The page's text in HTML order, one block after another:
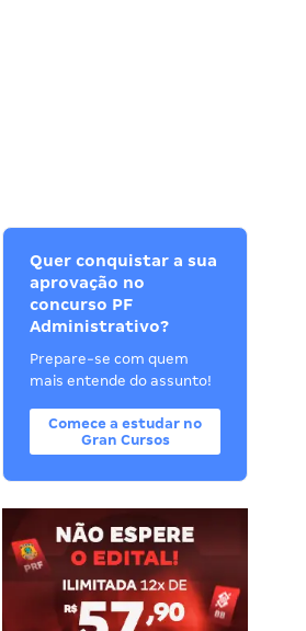
Quer conquistar a sua
aprovação no
concurso PF
Administrativo?
Prepare-se com quem
mais entende do assunto!
Comece a estudar no
Gran Cursos